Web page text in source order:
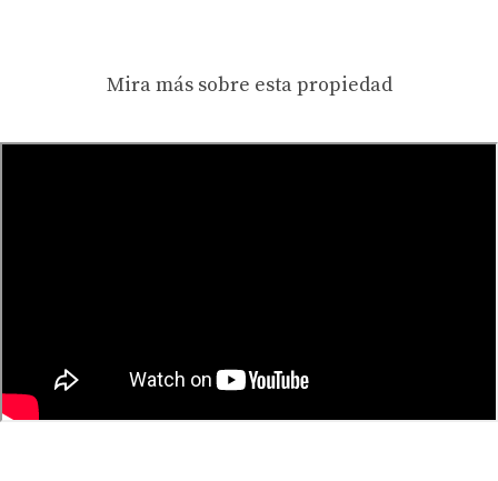
Mira más sobre esta propiedad